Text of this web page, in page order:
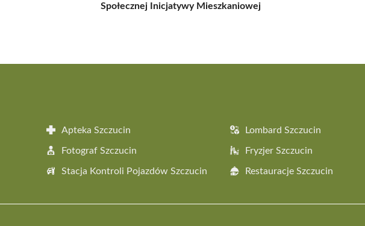
Społecznej Inicjatywy Mieszkaniowej
Apteka Szczucin Lombard Szczucin
Fotograf Szczucin Fryzjer Szczucin
Stacja Kontroli Pojazdów Szczucin Restauracje Szczucin